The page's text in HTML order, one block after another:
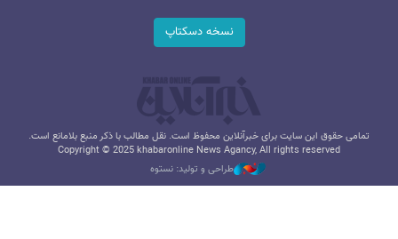
نسخه دسکتاپ
تمامی حقوق این سایت برای خبرآنلاین محفوظ است. نقل مطالب با ذکر منبع بلامانع است.
Copyright © 2025 khabaronline News Agancy, All rights reserved
طراحی و تولید: نستوه